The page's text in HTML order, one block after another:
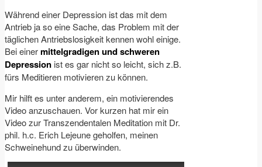
Während einer Depression ist das mit dem
Antrieb ja so eine Sache, das Problem mit der
täglichen Antriebslosigkeit kennen wohl einige.
Bei einermittelgradigen und schweren
Depression ist es gar nicht so leicht, sich z.B.
fürs Meditieren motivieren zu können.
Mir hilft es unter anderem, ein motivierendes
Video anzuschauen. Vor kurzen hat mir ein
Video zur Transzendentalen Meditation mit Dr.
phil. h.c. Erich Lejeune geholfen, meinen
Schweinehund zu überwinden.